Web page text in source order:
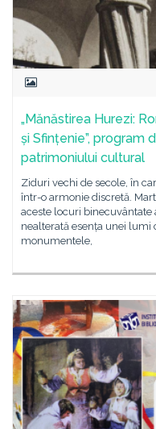
„Mănăstirea Hurezi:
și Sfințenie”, program
patrimoniului cultural
Ziduri vechi de secole, în
într-o armonie discretă.
aceste locuri
nealterată esența unei lumi
monumentele,